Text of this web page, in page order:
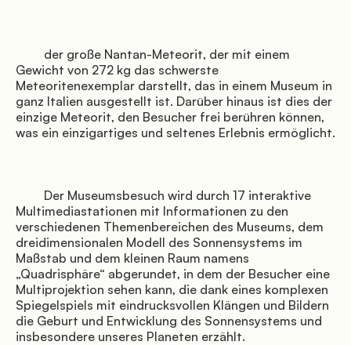
               Veranstaltungen
               Angebote
Gewicht von 272 kg das schwerste
Meteoritenexemplar darstellt, das in einem Museum in
ganz Italien ausgestellt ist. Darüber hinaus ist dies der
einzige Meteorit, den Besucher frei berühren können,
was ein einzigartiges und seltenes Erlebnis ermöglicht.
Multimediastationen mit Informationen zu den
verschiedenen Themenbereichen des Museums, dem
dreidimensionalen Modell des Sonnensystems im
Maßstab und dem kleinen Raum namens
„Quadrisphäre“ abgerundet, in dem der Besucher eine
Multiprojektion sehen kann, die dank eines komplexen
Spiegelspiels mit eindrucksvollen Klängen und Bildern
die Geburt und Entwicklung des Sonnensystems und
insbesondere unseres Planeten erzählt.